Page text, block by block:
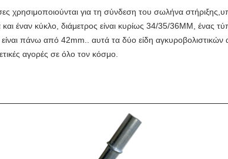
χρησιμοποιούνται για τη σύνδεση του σωλήνα
έναν κύκλο, διάμετρος είναι κυρίως 34/35/36MM, ένας
πάνω από 42mm.. αυτά τα δύο είδη αγκυροβολιστικών
αγορές σε όλο τον κόσμο.